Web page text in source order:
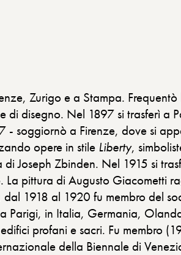
Zurigo e a Stampa.
disegno. Nel 1897 si trasferì a
soggiornò a Firenze, dove si
opere in stile Liberty,
Joseph Zbinden. Nel 1915 si
pittura di Augusto Giacometti
1918 al 1920 fu membro del
Parigi, in Italia, Germania,
profani e sacri. Fu membro
della Biennale di